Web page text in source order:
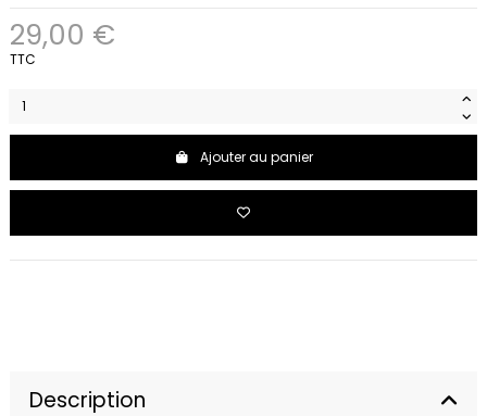
29,00 €
TTC
Ajouter au panier
Description